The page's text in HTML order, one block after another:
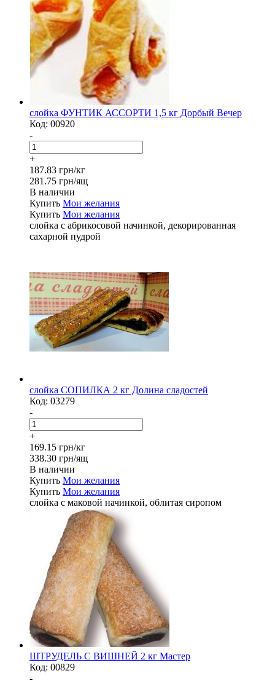
слойка ФУНТИК АССОРТИ 1,5 кг Дорбый Вечер
Код: 00920
-
+
187.83 грн/кг
281.75 грн/ящ
В наличии
Купить Мои желания
Купить Мои желания
слойка с абрикосовой начинкой, декорированная
сахарной пудрой
слойка СОПИЛКА 2 кг Долина сладостей
Код: 03279
-
+
169.15 грн/кг
338.30 грн/ящ
В наличии
Купить Мои желания
Купить Мои желания
слойка с маковой начинкой, облитая сиропом
ШТРУДЕЛЬ С ВИШНЕЙ 2 кг Мастер
Код: 00829
-